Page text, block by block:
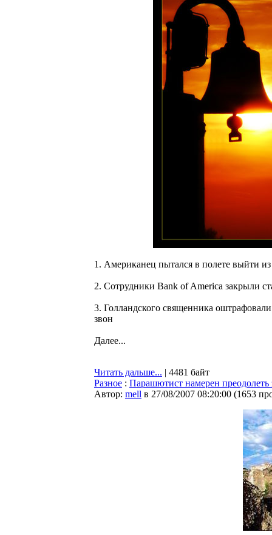
1. Американец пытался в полете выйти из
2. Сотрудники Bank of America закрыли
3. Голландского священника
звон
Далее...
Читать дальше... | 4481 байт
Разное : Парашютист намерен
Автор: mell в 27/08/2007 08:20:00 (1653